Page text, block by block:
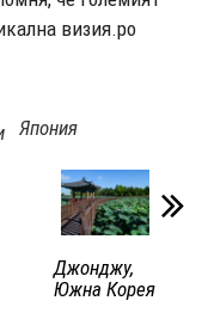
визия.po
Япония
Джонджу,
Южна Корея